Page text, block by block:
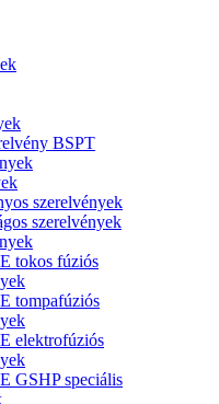
BSPT
szerelvények
szerelvények
tokos fúziós
tompafúziós
elektrofúziós
GSHP speciális